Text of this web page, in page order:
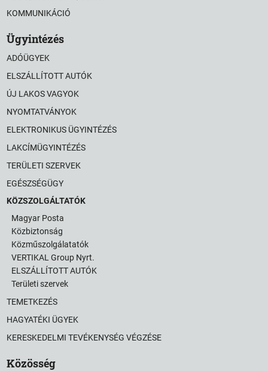
KOMMUNIKÁCIÓ
Ügyintézés
ADÓÜGYEK
ELSZÁLLÍTOTT AUTÓK
ÚJ LAKOS VAGYOK
NYOMTATVÁNYOK
ELEKTRONIKUS ÜGYINTÉZÉS
LAKCÍMÜGYINTÉZÉS
TERÜLETI SZERVEK
EGÉSZSÉGÜGY
KÖZSZOLGÁLTATÓK
Magyar Posta
Közbiztonság
Közműszolgálatatók
VERTIKAL Group Nyrt.
ELSZÁLLÍTOTT AUTÓK
Területi szervek
TEMETKEZÉS
HAGYATÉKI ÜGYEK
KERESKEDELMI TEVÉKENYSÉG VÉGZÉSE
Közösség